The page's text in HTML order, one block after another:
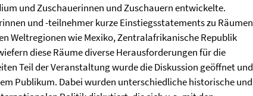
und Zuschauerinnen und Zuschauern entwickelte.
und -teilnehmer kurze Einstiegsstatements zu Räumen
Weltregionen wie Mexiko, Zentralafrikanische Republik
diese Räume diverse Herausforderungen für die
Teil der Veranstaltung wurde die Diskussion geöffnet und
Publikum. Dabei wurden unterschiedliche historische und